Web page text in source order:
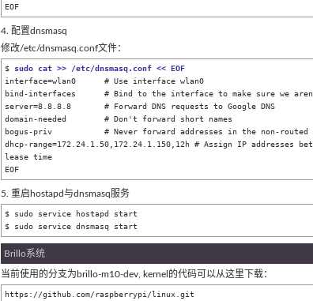
EOF
4. 配置dnsmasq
修改/etc/dnsmasq.conf文件：
$ sudo cat >> /etc/dnsmasq.conf << EOF
interface=wlan0      # Use interface wlan0
bind-interfaces      # Bind to the interface to make sure we
server=8.8.8.8       # Forward DNS requests to Google DNS
domain-needed        # Don't forward short names
bogus-priv           # Never forward addresses in the non-routed
dhcp-range=172.24.1.50,172.24.1.150,12h # Assign IP addresses
lease time
EOF
5. 重启hostapd与dnsmasq服务
$ sudo service hostapd start
$ sudo service dnsmasq start
Brillo系统
当前使用的分支为brillo-m10-dev, kernel的代码可以从这里下载：
https://github.com/raspberrypi/linux.git